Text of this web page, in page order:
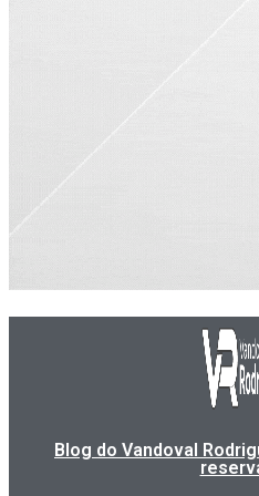
Blog do Vandoval